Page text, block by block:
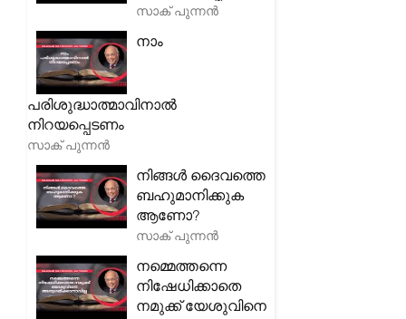
സാക് പുന്നൻ
നാം
പരിശുദ്ധാത്മാവിനാൽ
നിറയപ്പെടണം
സാക് പുന്നൻ
നിങ്ങൾ ദൈവത്തെ
ബഹുമാനിക്കുക
ആണോ?
സാക് പുന്നൻ
നമ്മെത്തന്നെ
നിഷേധിക്കാതെ
നമുക്ക് യേശുവിനെ